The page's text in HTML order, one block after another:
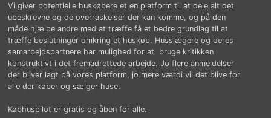
Vi giver potentielle huskøbere et en platform til at dele alt det
ubeskrevne og de overraskelser der kan komme, og på den
måde hjælpe andre med at træffe få et bedre grundlag til at
træffe beslutninger omkring et huskøb. Husslægere og deres
samarbejdspartnere har mulighed for at bruge kritikken
konstruktivt i det fremadrettede arbejde. Jo flere anmeldelser
der bliver lagt på vores platform, jo mere værdi vil det blive for
alle der køber og sælger huse.
Købhuspilot er gratis og åben for alle.